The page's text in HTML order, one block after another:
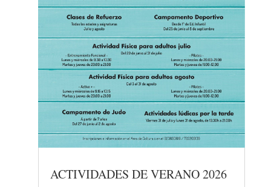
ACTIVIDADES DE VERANO 2026